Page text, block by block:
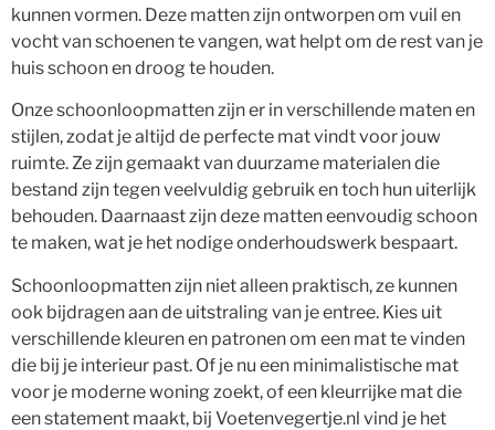
kunnen vormen. Deze matten zijn ontworpen om vuil en
vocht van schoenen te vangen, wat helpt om de rest van je
huis schoon en droog te houden.
Onze schoonloopmatten zijn er in verschillende maten en
stijlen, zodat je altijd de perfecte mat vindt voor jouw
ruimte. Ze zijn gemaakt van duurzame materialen die
bestand zijn tegen veelvuldig gebruik en toch hun uiterlijk
behouden. Daarnaast zijn deze matten eenvoudig schoon
te maken, wat je het nodige onderhoudswerk bespaart.
Schoonloopmatten zijn niet alleen praktisch, ze kunnen
ook bijdragen aan de uitstraling van je entree. Kies uit
verschillende kleuren en patronen om een mat te vinden
die bij je interieur past. Of je nu een minimalistische mat
voor je moderne woning zoekt, of een kleurrijke mat die
een statement maakt, bij Voetenvegertje.nl vind je het